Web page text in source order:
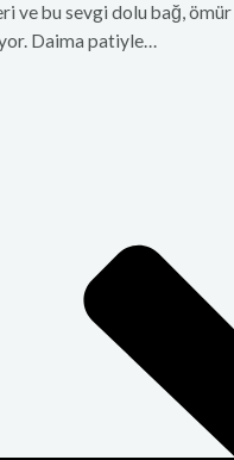
ve bu sevgi dolu bağ,
Daima patiyle…